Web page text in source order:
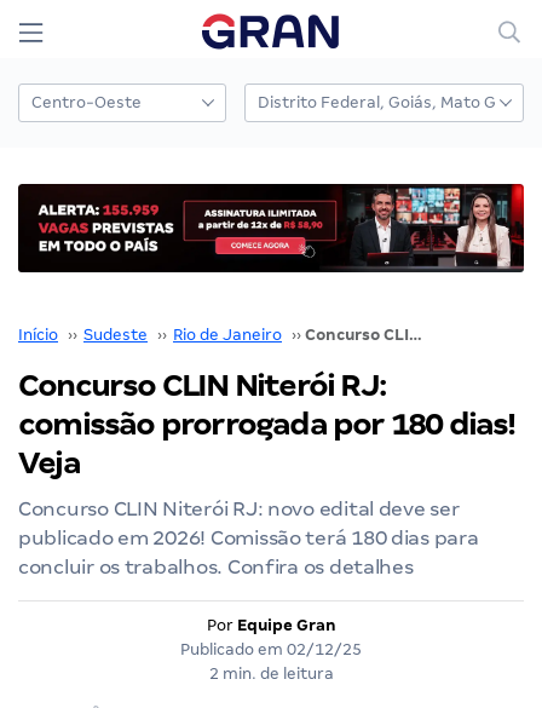
Início ›› Sudeste ›› Rio de Janeiro ›› Concurso CLIN Niterói RJ: comissão prorrogada por 180 dias! Veja
Concurso CLIN Niterói RJ:
comissão prorrogada por 180 dias!
Veja
Concurso CLIN Niterói RJ: novo edital deve ser
publicado em 2026! Comissão terá 180 dias para
concluir os trabalhos. Confira os detalhes
Por Equipe Gran
Publicado em 02/12/25
2 min. de leitura